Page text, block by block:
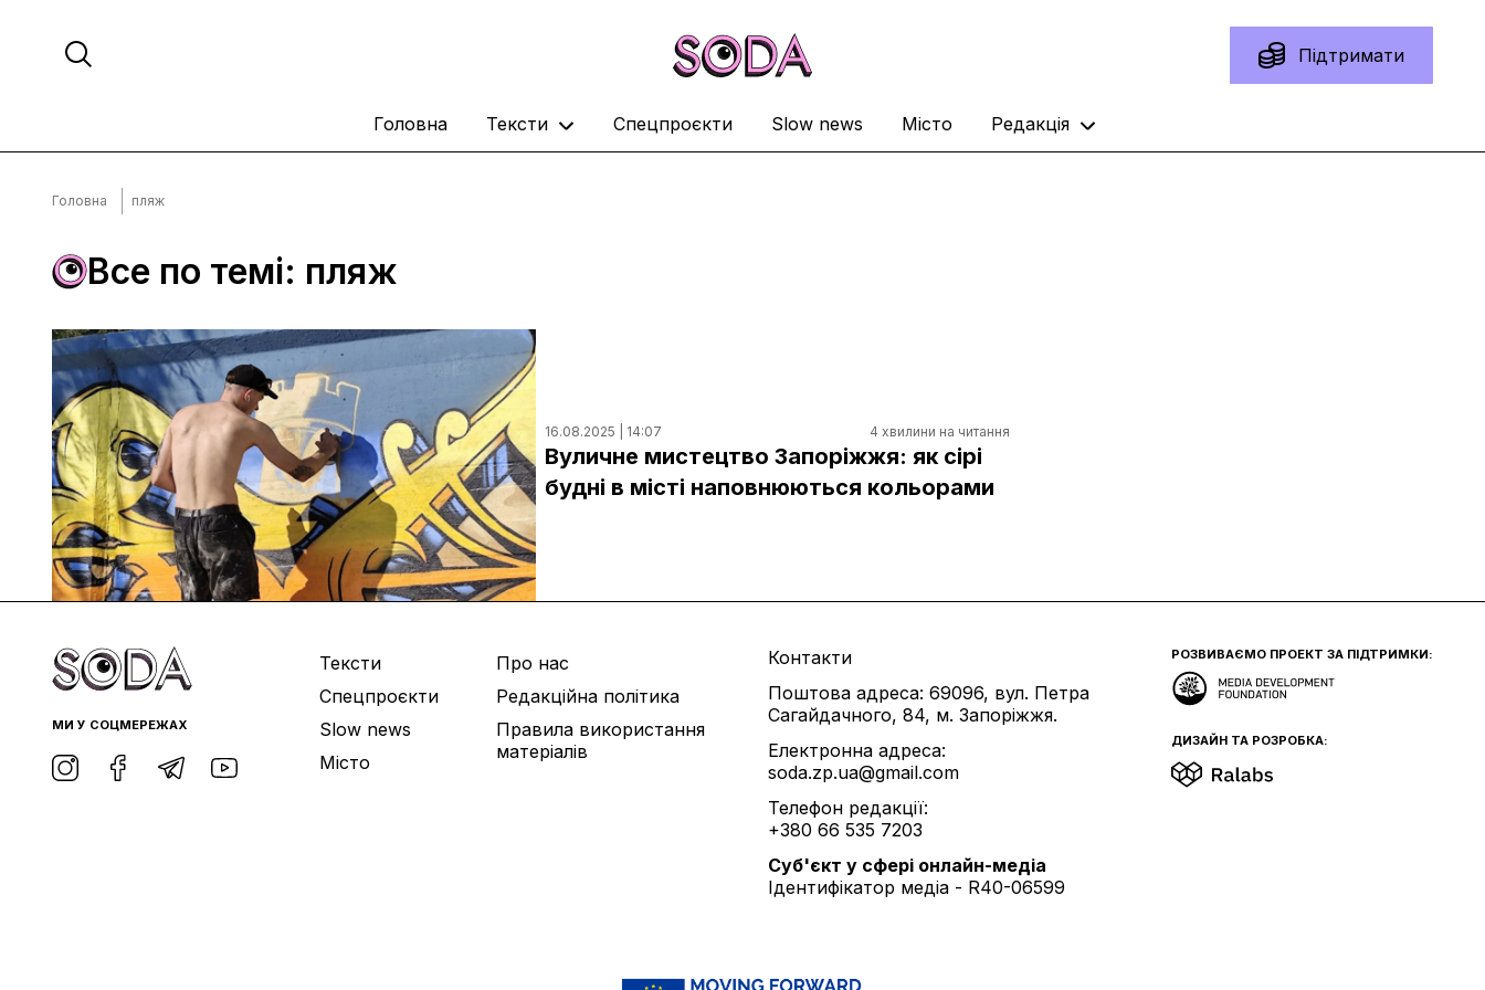
Підтримати
Головна Тексти Спецпроєкти Slow news Місто Редакція
Головна пляж
Все по темі: пляж
16.08.2025 | 14:07 4 хвилини на читання
Вуличне мистецтво Запоріжжя: як сірі
будні в місті наповнюються кольорами
МИ У СОЦМЕРЕЖАХ
Тексти
Спецпроєкти
Slow news
Місто
Про нас
Редакційна політика
Правила використання
матеріалів
Контакти
Поштова адреса: 69096, вул. Петра
Сагайдачного, 84, м. Запоріжжя.
Електронна адреса:
soda.zp.ua@gmail.com
Телефон редакції:
+380 66 535 7203
Cуб'єкт у сфері онлайн-медіа
Ідентифікатор медіа - R40-06599
РОЗВИВАЄМО ПРОЕКТ ЗА ПІДТРИМКИ:
ДИЗАЙН ТА РОЗРОБКА: